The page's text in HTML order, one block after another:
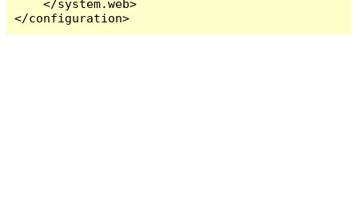
    </system.web>
</configuration>